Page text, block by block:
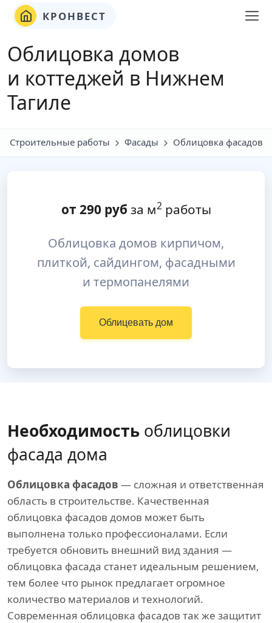
КРОНВЕСТ
Облицовка домов
и коттеджей в Нижнем
Тагиле
Строительные работы Фасады Облицовка фасадов
от 290руб за м2работы
Облицовка домов кирпичом,
плиткой, сайдингом, фасадными
и термопанелями
Облицевать дом
Необходимость облицовки
фасада дома
Облицовка фасадов — сложная и ответственная
область в строительстве. Качественная
облицовка фасадов домов может быть
выполнена только профессионалами. Если
требуется обновить внешний вид здания —
облицовка фасада станет идеальным решением,
тем более что рынок предлагает огромное
количество материалов и технологий.
Современная облицовка фасадов так же защитит